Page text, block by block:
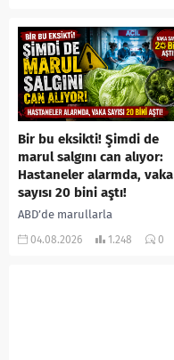
kadın kıyafetleri giydirdiği,
özür videosu çektirip...
Bir bu eksikti! Şimdi de
marul salgını can alıyor:
Hastaneler alarmda, vaka
sayısı 20 bini aştı!
ABD’de marullarla
ilişkilendirilen siklospora
04.08.2026 1.248 0